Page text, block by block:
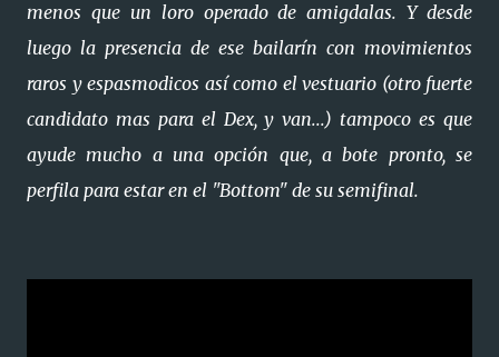
menos que un loro operado de amigdalas. Y desde
luego la presencia de ese bailarín con movimientos
raros y espasmodicos así como el vestuario (otro fuerte
candidato mas para el Dex, y van...) tampoco es que
ayude mucho a una opción que, a bote pronto, se
perfila para estar en el "Bottom" de su semifinal.